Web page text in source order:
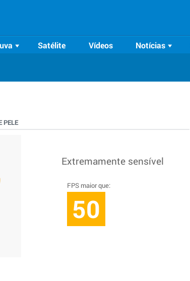
Satélite Vídeos Notícias
PELE
Extremamente sensível
FPS maior que:
50